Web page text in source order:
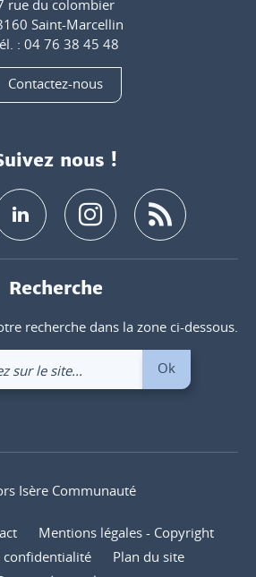
rue du colombier
Saint-Marcellin
: 04 76 38 45 48
Contactez-nous
nous !
Recherche
recherche dans la zone ci-dessous.
Ok
Isère Communauté
Mentions légales - Copyright
confidentialité
Plan du site